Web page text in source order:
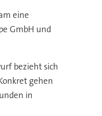
eine
GmbH und
bezieht sich
gehen
in